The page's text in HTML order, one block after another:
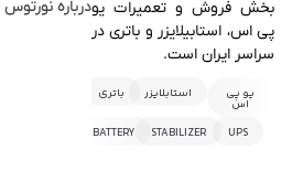
بخش فروش و تعمیرات یو
پی اس، استابیلایزر و باتری در
سراسر ایران است.
یو پی
اس
استابلایزر باتری
UPS
STABILIZER
BATTERY
درباره نورتوس